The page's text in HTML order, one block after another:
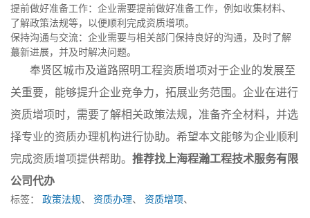
提前做好准备工作：企业需要提前做好准备工作，例如收集材料、
了解政策法规等，以便顺利完成资质增项。
保持沟通与交流：企业需要与相关部门保持良好的沟通，及时了解
蕞新进展，并及时解决问题。
奉贤区城市及道路照明工程资质增项对于企业的发展至
关重要，能够提升企业竞争力，拓展业务范围。企业在进行
资质增项时，需要了解相关政策法规，准备齐全材料，并选
择专业的资质办理机构进行协助。希望本文能够为企业顺利
完成资质增项提供帮助。 推荐找上海程瀚工程技术服务有限
公司代办
标签： 政策法规、 资质办理、 资质增项、